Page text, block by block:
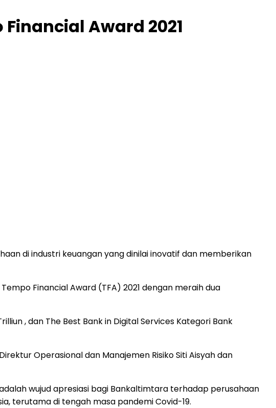
Award 2021
di industri keuangan yang dinilai inovatif dan memberikan
Financial Award (TFA) 2021 dengan meraih dua
, dan The Best Bank in Digital Services Kategori Bank
Operasional dan Manajemen Risiko Siti Aisyah dan
wujud apresiasi bagi Bankaltimtara terhadap perusahaan
terutama di tengah masa pandemi Covid-19.